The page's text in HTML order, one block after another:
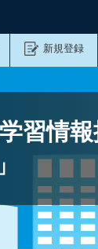
新規登録
習情